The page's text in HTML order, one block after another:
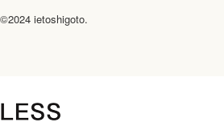
©2024 ietoshigoto.